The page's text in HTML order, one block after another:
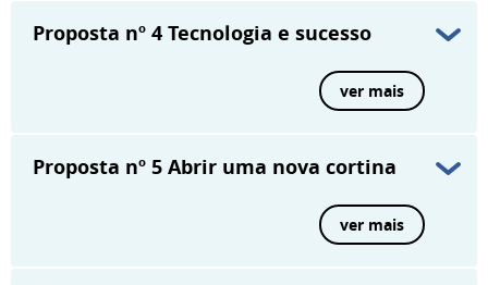
Proposta nº 4 Tecnologia e sucesso
ver mais
Proposta nº 5 Abrir uma nova cortina
ver mais